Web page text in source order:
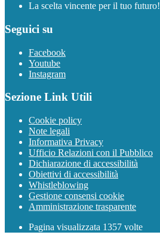
La scelta vincente per il tuo futuro!
Seguici su
Facebook
Youtube
Instagram
Sezione Link Utili
Cookie policy
Note legali
Informativa Privacy
Ufficio Relazioni con il Pubblico
Dichiarazione di accessibilità
Obiettivi di accessibilità
Whistleblowing
Gestione consensi cookie
Amministrazione trasparente
Pagina visualizzata 1357 volte